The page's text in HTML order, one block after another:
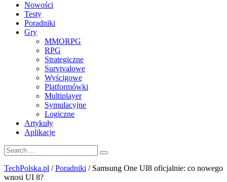
Nowości
Testy
Poradniki
Gry
MMORPG
RPG
Strategiczne
Survivalowe
Wyścigowe
Platformówki
Multiplayer
Symulacyjne
Logiczne
Artykuły
Aplikacje
TechPolska.pl /Poradniki / Samsung One UI8 oficjalnie: co nowego
wnosi UI 8?